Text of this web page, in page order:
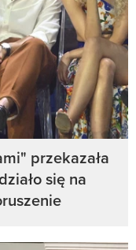
przekazała
się na